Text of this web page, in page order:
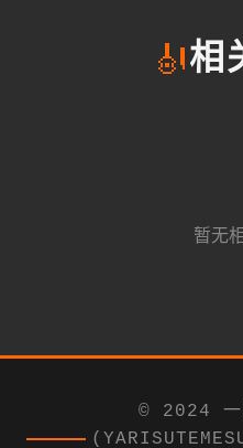
🎻相
暂无
© 2024 一